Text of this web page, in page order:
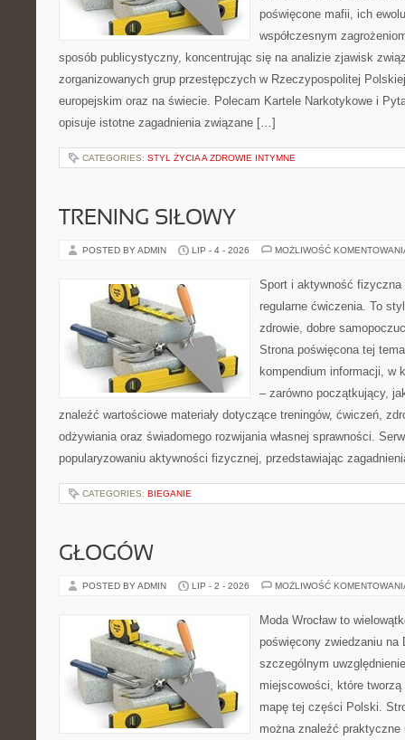
poświęcone mafii, ich
współczesnym
sposób publicystyczny, koncentrując się na analizie zjawisk
zorganizowanych grup przestępczych w Rzeczypospolitej
europejskim oraz na świecie. Polecam Kartele Narkotykowe i
opisuje istotne zagadnienia związane […]
CATEGORIES: STYL ŻYCIA A ZDROWIE INTYMNE
TRENING SIŁOWY
POSTED BY ADMIN LIP - 4 - 2026 MOŻLIWOŚĆ
Sport i aktywność
regularne ćwiczenia. To
zdrowie, dobre
Strona poświęcona tej
kompendium informacji, w
– zarówno początkujący,
znaleźć wartościowe materiały dotyczące treningów, ćwiczeń,
odżywiania oraz świadomego rozwijania własnej sprawności.
popularyzowaniu aktywności fizycznej, przedstawiając
CATEGORIES: BIEGANIE
GŁOGÓW
POSTED BY ADMIN LIP - 2 - 2026 MOŻLIWOŚĆ
Moda Wrocław to
poświęcony zwiedzaniu na
szczególnym
miejscowości, które
mapę tej części Polski.
można znaleźć